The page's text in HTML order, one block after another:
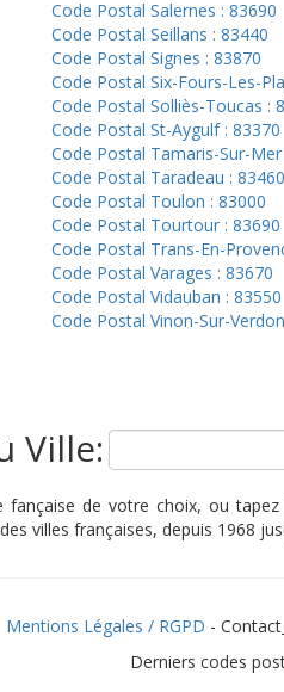
Code Postal Salernes : 83690
Code Postal Seillans : 83440
Code Postal Signes : 83870
Code Postal Six-Fours-Les-
Code Postal Solliès-Toucas :
Code Postal St-Aygulf : 83370
Code Postal Tamaris-Sur-
Code Postal Taradeau : 83460
Code Postal Toulon : 83000
Code Postal Tourtour : 83690
Code Postal Trans-En-
Code Postal Varages : 83670
Code Postal Vidauban : 83550
Code Postal Vinon-Sur-
Ville:
fançaise de votre choix, ou
villes françaises, depuis 1968
Mentions Légales / RGPD -
Derniers codes